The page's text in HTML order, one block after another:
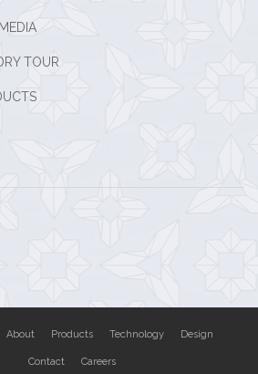
TOUR
About Products Technology Design
Contact Careers